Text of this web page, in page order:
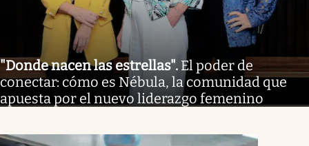
"Donde nacen las estrellas". El poder de
conectar: cómo es Nébula, la comunidad que
apuesta por el nuevo liderazgo femenino